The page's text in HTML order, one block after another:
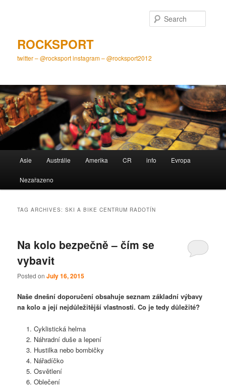
ROCKSPORT
twitter – @rocksport instagram – @rocksport2012
Asie Austrálie Amerika CR info Evropa
Nezařazeno
TAG ARCHIVES:SKI A BIKE CENTRUM RADOTÍN
Na kolo bezpečně – čím se
vybavit
Posted onJuly 16, 2015
Naše dnešní doporučení obsahuje seznam základní výbavy
na kolo a její nejdůležitější vlastnosti. Co je tedy důležité?
Cyklistická helma
Náhradní duše a lepení
Hustilka nebo bombičky
Nářadíčko
Osvětlení
Oblečení